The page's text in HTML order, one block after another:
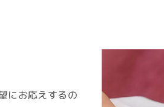
にお応えするの